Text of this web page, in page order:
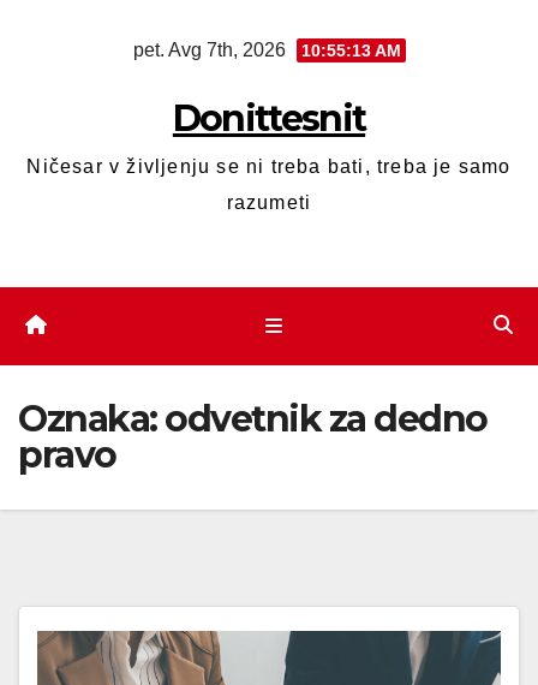
pet. Avg 7th, 2026 10:55:13 AM
Donittesnit
Ničesar v življenju se ni treba bati, treba je samo
razumeti
Oznaka:odvetnik za dedno
pravo